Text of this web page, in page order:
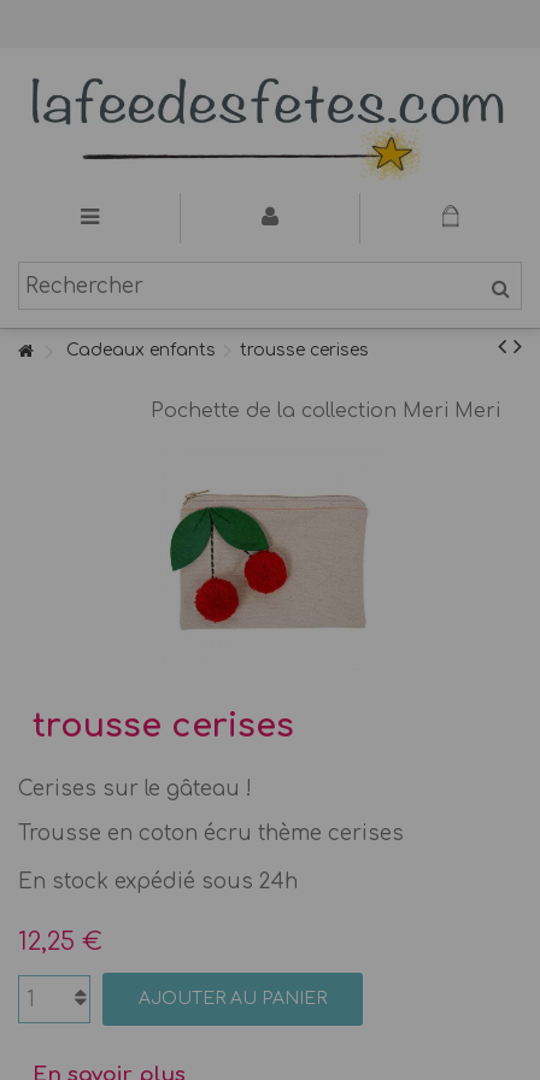
Cadeaux enfants trousse cerises
Pochette de la collection Meri Meri
trousse cerises
Cerises sur le gâteau !
Trousse en coton écru thème cerises
En stock expédié sous 24h
12,25 €
AJOUTER AU PANIER
En savoir plus